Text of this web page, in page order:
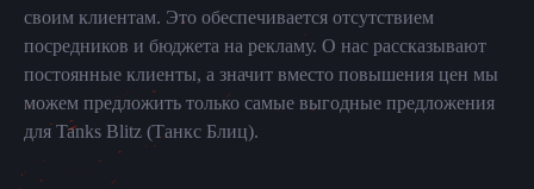
своим клиентам. Это обеспечивается отсутствием
посредников и бюджета на рекламу. О нас рассказывают
постоянные клиенты, а значит вместо повышения цен мы
можем предложить только самые выгодные предложения
для Tanks Blitz (Танкс Блиц).